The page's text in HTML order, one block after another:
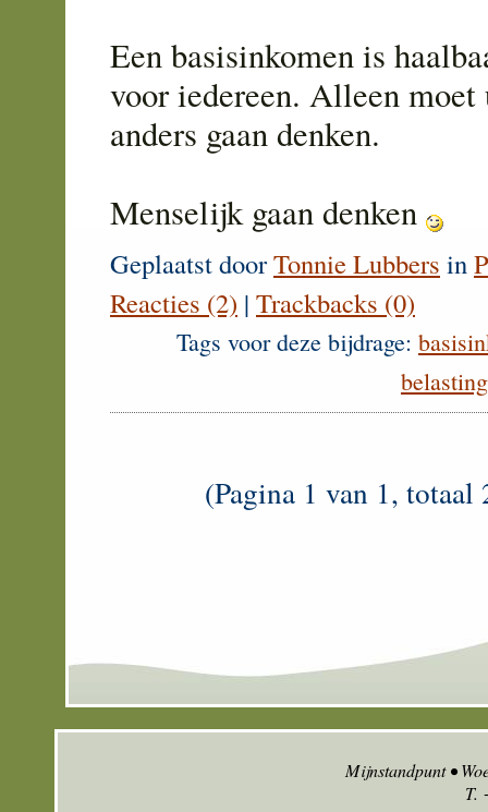
Een basisinkomen is
voor iedereen. Alleen moet
anders gaan denken.
Menselijk gaan denken
Geplaatst doorTonnie Lubbers in
Reacties (2) | Trackbacks (0)
Tags voor deze bijdrage:
(Pagina 1 van 1,
Mijnstandpunt •
T.